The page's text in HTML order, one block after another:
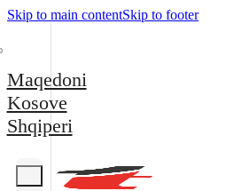
Skip to main contentSkip to footer
Maqedoni
Kosove
Shqiperi